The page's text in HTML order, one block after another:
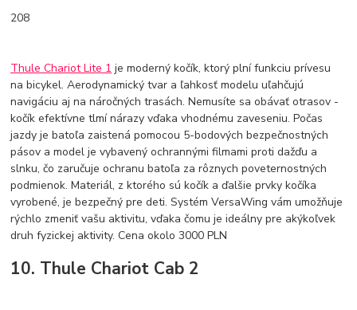
208
Thule Chariot Lite 1 je moderný kočík, ktorý plní funkciu prívesu
na bicykel. Aerodynamický tvar a ľahkosť modelu uľahčujú
navigáciu aj na náročných trasách. Nemusíte sa obávať otrasov -
kočík efektívne tlmí nárazy vďaka vhodnému zaveseniu. Počas
jazdy je batoľa zaistená pomocou 5-bodových bezpečnostných
pásov a model je vybavený ochrannými filmami proti dažďu a
slnku, čo zaručuje ochranu batoľa za rôznych poveternostných
podmienok. Materiál, z ktorého sú kočík a ďalšie prvky kočíka
vyrobené, je bezpečný pre deti. Systém VersaWing vám umožňuje
rýchlo zmeniť vašu aktivitu, vďaka čomu je ideálny pre akýkoľvek
druh fyzickej aktivity. Cena okolo 3000 PLN
10. Thule Chariot Cab 2